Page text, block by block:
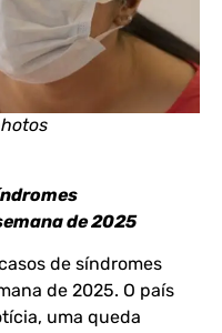
de 2025
de síndromes
de 2025. O país
uma queda